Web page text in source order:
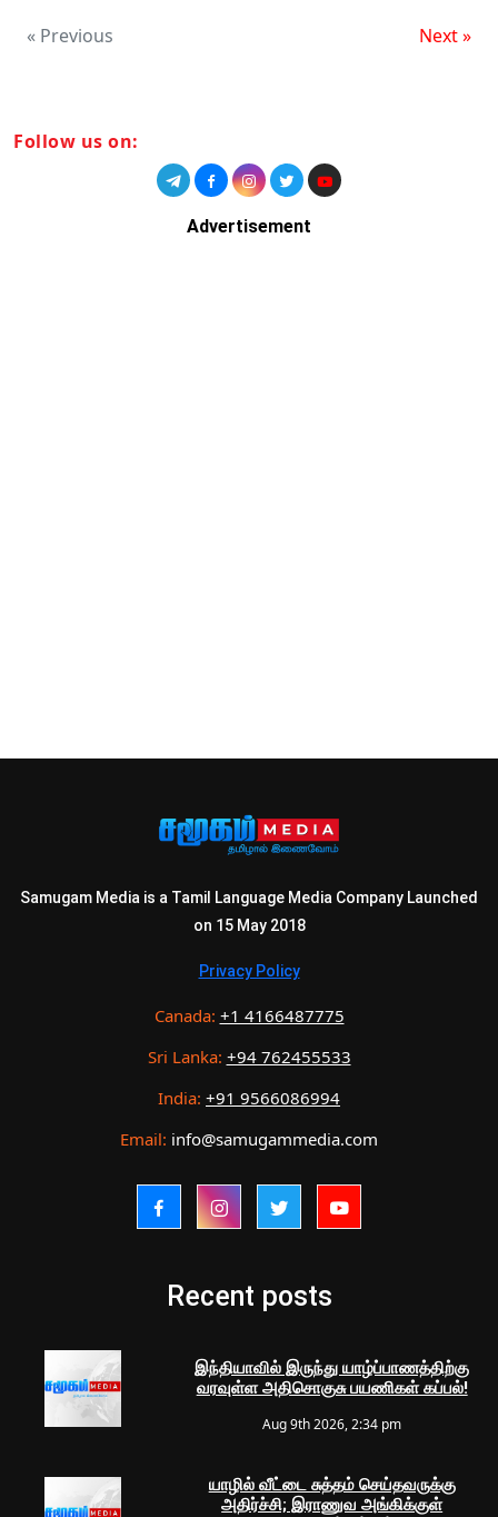
« Previous Next »
Follow us on:
Advertisement
Samugam Media is a Tamil Language Media Company Launched
on 15 May 2018
Privacy Policy
Canada: +1 4166487775
Sri Lanka: +94 762455533
India: +91 9566086994
Email: info@samugammedia.com
Recent posts
இந்தியாவில் இருந்து யாழ்ப்பாணத்திற்கு
வரவுள்ள அதிசொகுசு பயணிகள் கப்பல்!
Aug 9th 2026, 2:34 pm
யாழில் வீட்டை சுத்தம் செய்தவருக்கு
அதிர்ச்சி; இராணுவ அங்கிக்குள்